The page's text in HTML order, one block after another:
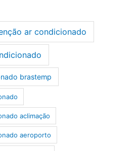
ar condicionado
brastemp
aclimação
aeroporto